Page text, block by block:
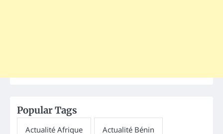
Popular Tags